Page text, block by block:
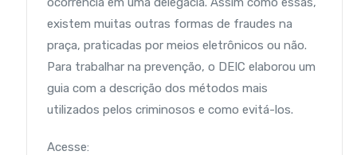
existem muitas outras formas de fraudes na
praça, praticadas por meios eletrônicos ou não.
Para trabalhar na prevenção, o DEIC elaborou um
guia com a descrição dos métodos mais
utilizados pelos criminosos e como evitá-los.
Acesse: